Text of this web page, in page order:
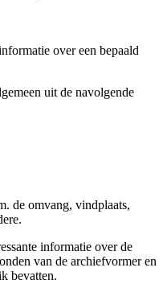
over een bepaald
uit de navolgende
de omvang, vindplaats,
informatie over de
van de archiefvormer en
bevatten.